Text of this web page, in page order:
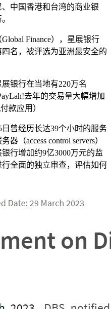
中国香港和台湾的商业银
Finance），星展银行
名，被评选为亚洲最安全的
银行在当地有220万名
去年的交易量大幅增加
款应用）
日曾经历长达39个小时的服务
（access control servers）
行增加约9亿3000万元的监
全面的独立审查，评估如何